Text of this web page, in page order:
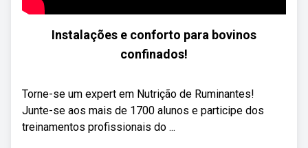
Instalações e conforto para bovinos
confinados!
Torne-se um expert em Nutrição de Ruminantes!
Junte-se aos mais de 1700 alunos e participe dos
treinamentos profissionais do ...